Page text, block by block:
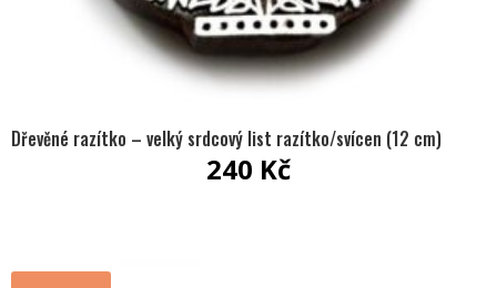
Dřevěné razítko – velký srdcový list razítko/svícen (12 cm)
240 Kč